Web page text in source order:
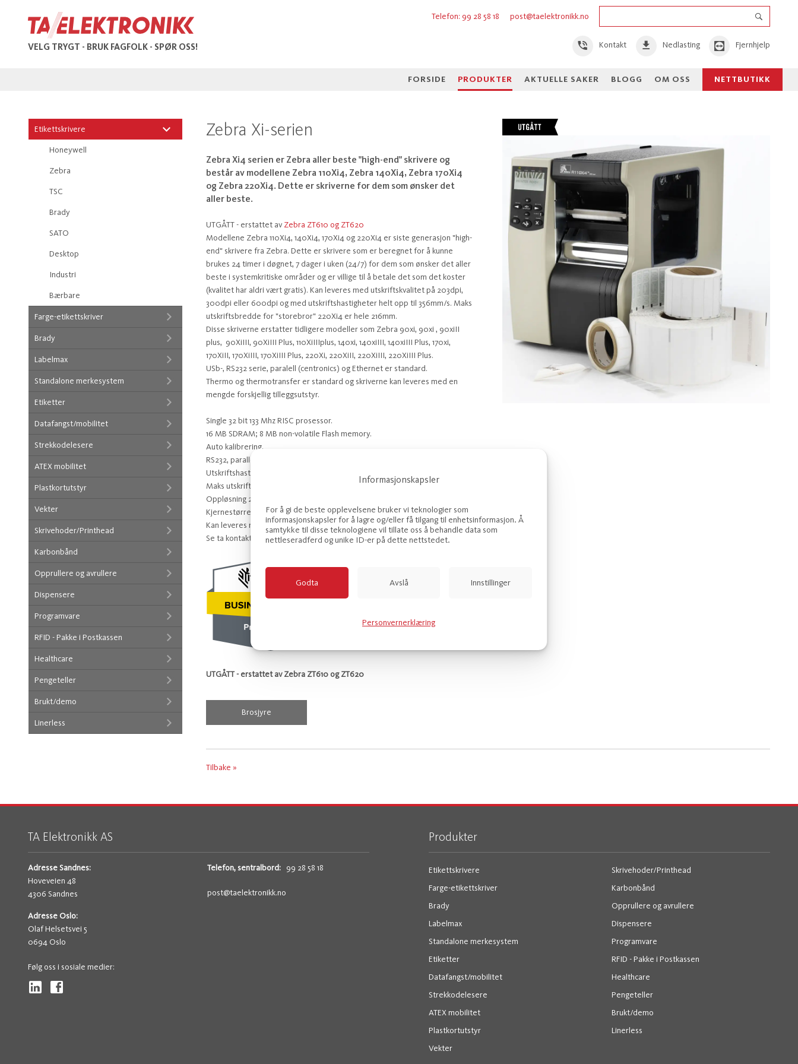
VELG TRYGT - BRUK FAGFOLK - SPØR OSS!
Telefon: 99 28 58 18 post@taelektronikk.no
Kontakt Nedlasting Fjernhjelp
FORSIDE PRODUKTER AKTUELLE SAKER BLOGG OM OSS
Etikettskrivere
Honeywell
Zebra
TSC
Brady
SATO
Desktop
Industri
Bærbare
Farge-etikettskriver
Brady
Labelmax
Standalone merkesystem
Etiketter
Datafangst/mobilitet
Strekkodelesere
ATEX mobilitet
Plastkortutstyr
Vekter
Skrivehoder/Printhead
Karbonbånd
Opprullere og avrullere
Dispensere
Programvare
RFID - Pakke i Postkassen
Healthcare
Pengeteller
Brukt/demo
Linerless
Zebra Xi-serien
Zebra Xi4 serien er Zebra aller beste "high-end" skrivere og
består av modellene Zebra 110Xi4, Zebra 140Xi4, Zebra 170Xi4
og Zebra 220Xi4. Dette er skriverne for dem som ønsker det
aller beste.
UTGÅTT - erstattet av Zebra ZT610 og ZT620
Modellene Zebra 110Xi4, 140Xi4, 170Xi4 og 220Xi4 er siste generasjon "high-
end" skrivere fra Zebra. Dette er skrivere som er beregnet for å kunne
brukes 24 timer i døgnet, 7 dager i uken (24/7) for dem som ønsker det aller
beste i systemkritiske områder og er villige til å betale det som det koster
(kvalitet har aldri vært gratis). Kan leveres med utskriftskvalitet på 203dpi,
300dpi eller 600dpi og med utskriftshastigheter helt opp til 356mm/s. Maks
utskriftsbredde for "storebror" 220Xi4 er hele 216mm.
Disse skriverne erstatter tidligere modeller som Zebra 90xi, 90xi , 90xiII
plus, 90XiIII, 90XiIII Plus, 110XiIIIplus, 140xi, 140xiIII, 140xiIII Plus, 170xi,
170XiII, 170XiIII, 170XiIII Plus, 220Xi, 220XiII, 220XiIII, 220XiIII Plus.
USb-, RS232 serie, paralell (centronics) og Ethernet er standard.
Thermo og thermotransfer er standard og skriverne kan leveres med en
mengde forskjellig tilleggsutstyr.
Single 32 bit 133 Mhz RISC prosessor.
16 MB SDRAM; 8 MB non-volatile Flash memory.
Auto kalibrering.
RS232, parallell-, USB og nettverkstilkobling.
Utskriftshastighet inntil 356 mm/s.
Maks utskriftsbredde 110 - 216 mm.
Oppløsning 203 dpi, 300 dpi eller 600 dpi.
Kjernestørrelse 76 mm.
Kan leveres med utvidet minne, cutter, 40 mm kjerne m.m.
Se ta kontakt eller se brossjyre for ytterligere opplysninger.
UTGÅTT - erstattet av Zebra ZT610 og ZT620
Brosjyre
Tilbake »
TA Elektronikk AS
Adresse Sandnes:
Hoveveien 48
4306 Sandnes
Adresse Oslo:
Olaf Helsetsvei 5
0694 Oslo
Telefon, sentralbord: 99 28 58 18
post@taelektronikk.no
Følg oss i sosiale medier:
Produkter
Etikettskrivere
Farge-etikettskriver
Brady
Labelmax
Standalone merkesystem
Etiketter
Datafangst/mobilitet
Strekkodelesere
ATEX mobilitet
Plastkortutstyr
Vekter
Skrivehoder/Printhead
Karbonbånd
Opprullere og avrullere
Dispensere
Programvare
RFID - Pakke i Postkassen
Healthcare
Pengeteller
Brukt/demo
Linerless
Informasjonskapsler
For å gi de beste opplevelsene bruker vi teknologier som
informasjonskapsler for å lagre og/eller få tilgang til enhetsinformasjon. Å
samtykke til disse teknologiene vil tillate oss å behandle data som
nettleseradferd og unike ID-er på dette nettstedet.
Godta Avslå Innstillinger
Personvernerklæring